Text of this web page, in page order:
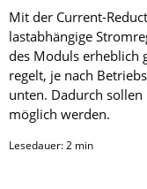
Mit der Current-
lastabhängige
des Moduls erheblich
regelt, je nach
unten. Dadurch
möglich werden.
Lesedauer:2 min